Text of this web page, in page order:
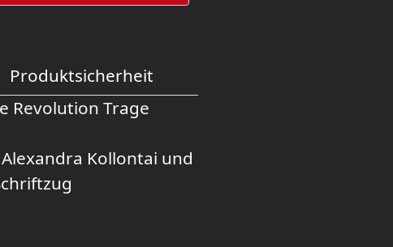
Produktsicherheit
Revolution Trage
Kollontai und